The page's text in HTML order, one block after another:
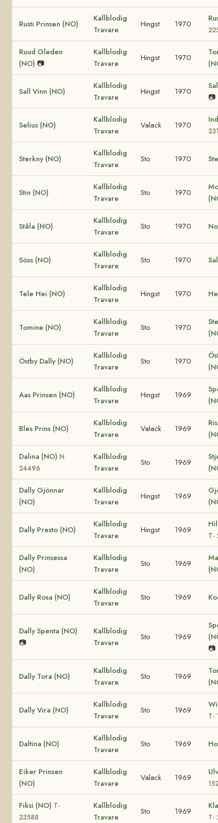
Rusti Prinsen (NO)
Kallblodig
Travare
Hingst 1970
Ruud Gleden
(NO) 📷
Kallblodig
Travare
Hingst 1970
Sall Vinn (NO)
Kallblodig
Travare
Hingst 1970
📷
Selius (NO)
Kallblodig
Travare
Valack 1970
Sterkny (NO)
Kallblodig
Travare
Sto 1970
Stin (NO)
Kallblodig
Travare
Sto 1970
Ståla (NO)
Kallblodig
Travare
Sto 1970
Söss (NO)
Kallblodig
Travare
Sto 1970
Tele Hei (NO)
Kallblodig
Travare
Hingst 1970
Tomine (NO)
Kallblodig
Travare
Sto 1970
Östby Dally (NO)
Kallblodig
Travare
Sto 1970
Aas Prinsen (NO)
Kallblodig
Travare
Hingst 1969
Bles Prins (NO)
Kallblodig
Travare
Valack 1969
Dalina (NO) N
24496
Kallblodig
Travare
Sto 1969
Dally Gjönnar
(NO)
Kallblodig
Travare
Hingst 1969
Dally Presto (NO)
Kallblodig
Travare
Hingst 1969
T-
Dally Prinsessa
(NO)
Kallblodig
Travare
Sto 1969
Dally Rosa (NO)
Kallblodig
Travare
Sto 1969
Dally Spenta (NO)
📷
Kallblodig
Travare
Sto 1969
📷
Dally Tora (NO)
Kallblodig
Travare
Sto 1969
Dally Vira (NO)
Kallblodig
Travare
Sto 1969
T-
Daltina (NO)
Kallblodig
Travare
Sto 1969
Eiker Prinsen
(NO)
Kallblodig
Travare
Valack 1969
Fiksi (NO) T-
23588
Kallblodig
Travare
Sto 1969
T-